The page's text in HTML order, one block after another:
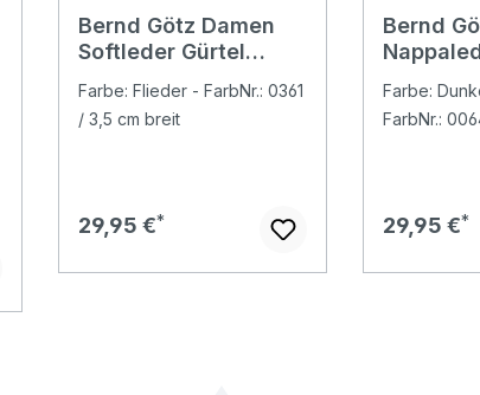
von 5 von 5 Sternen
Bernd Götz Damen
Softleder Gürtel
Farbe: Flieder - FarbNr.: 0361
/ 3,5 cm breit
Regulärer Preis:
29,95 €
Bernd
Farbe:
FarbNr.:
Regulärer
29,95 €